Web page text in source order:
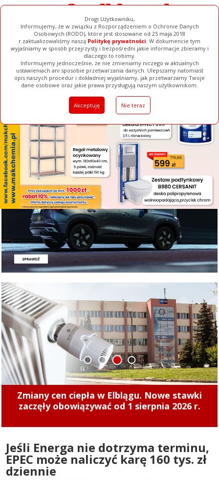
Drogi Użytkowniku,
Informujemy, że w związku z Rozporządzeniem o Ochronie Danych
Osobowych (RODO), które jest stosowane od 25 maja 2018
r.zaktualizowaliśmy naszą Politykę prywatności. W dokumencie tym
wyjaśniamy w sposób przejrzysty i bezpośredni jakie informacje zbieramy i
dlaczego to robimy.
Informujemy jednocześnie, że nie zmieniamy niczego w aktualnych
ustawieniach ani sposobie przetwarzania danych. Ulepszamy natomiast
opis naszych procedur i dokładniej wyjaśniamy, jak przetwarzamy Twoje
dane osobowe oraz jakie prawa przysługują naszym użytkownikom.
Akceptuję Nie teraz
[ ZAMKNIJ ]
Ogłoszenia Filmy Galerie Baza Firm Pełna Wersja
Zmiany cen ciepła w Elblągu. Nowe stawki
zaczęły obowiązywać od 1 sierpnia 2026 r.
1 2 3 4
Jeśli Energa nie dotrzyma terminu,
EPEC może naliczyć karę 160 tys. zł
dziennie